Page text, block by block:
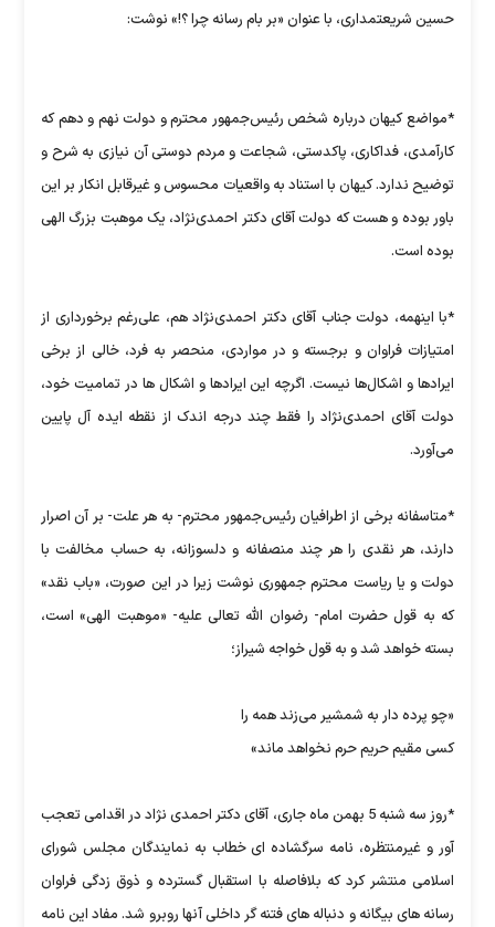
حسین شریعتمداری، با عنوان «بر بام رسانه چرا ؟!» نوشت:
*مواضع کیهان درباره شخص رئیس‌جمهور محترم و دولت نهم و دهم که
کارآمدی، فداکاری، پاکدستی، شجاعت و مردم دوستی آن نیازی به شرح و
توضیح ندارد. کیهان با استناد به واقعیات محسوس و غیرقابل انکار بر این
باور بوده و هست که دولت آقای دکتر احمدی‌نژاد، یک موهبت بزرگ الهی
بوده است.
*با اینهمه، دولت جناب آقای دکتر احمدی‌نژاد هم، علی‌رغم برخورداری از
امتیازات فراوان و برجسته و در مواردی، منحصر به فرد، خالی از برخی
ایرادها و اشکال‌ها نیست. اگرچه این ایرادها و اشکال ها در تمامیت خود،
دولت آقای احمدی‌نژاد را فقط چند درجه اندک از نقطه ایده آل پایین
می‌آورد.
*متاسفانه برخی از اطرافیان رئیس‌‌جمهور محترم- به هر علت- بر آن اصرار
دارند، هر نقدی را هر چند منصفانه و دلسوزانه، به حساب مخالفت با
دولت و یا ریاست محترم جمهوری نوشت زیرا در این صورت، «باب نقد»
که به قول حضرت امام- رضوان الله تعالی علیه- «موهبت الهی» است،
بسته خواهد شد و به قول خواجه شیراز؛
«چو پرده دار به شمشیر می‌زند همه را
کسی مقیم حریم حرم نخواهد ماند»
*روز سه شنبه 5 بهمن ماه جاری، آقای دکتر احمدی نژاد در اقدامی تعجب
آور و غیرمنتظره، نامه سرگشاده ای خطاب به نمایندگان مجلس شورای
اسلامی منتشر کرد که بلافاصله با استقبال گسترده و ذوق زدگی فراوان
رسانه های بیگانه و دنباله های فتنه گر داخلی آنها روبرو شد. مفاد این نامه